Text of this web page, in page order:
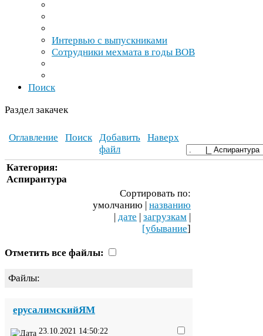
Интервью с выпускниками
Сотрудники мехмата в годы ВОВ
Поиск
Раздел закачек
Оглавление Поиск
Добавить
файл
Наверх
Категория:
Аспирантура
Сортировать по:
умолчанию | названию
| дате | загрузкам |
[убывание]
Отметить все файлы:
Файлы:
ерусалимскийЯМ
23 10 2021 14:50:22